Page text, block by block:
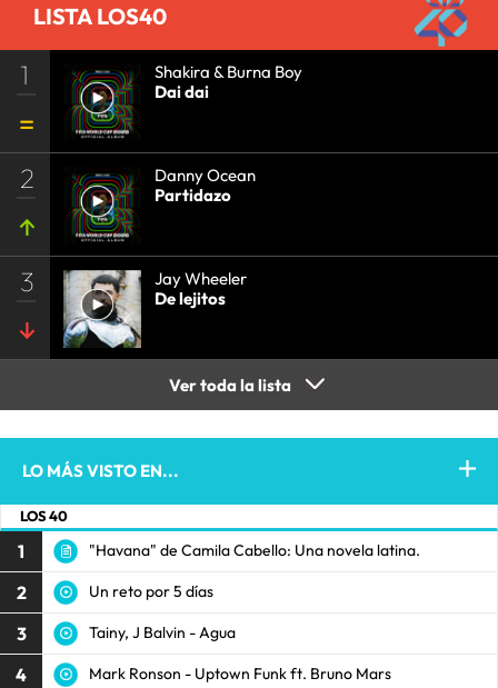
LISTA LOS40
1
Shakira & Burna Boy
Dai dai
2
Danny Ocean
Partidazo
3
Jay Wheeler
De lejitos
Ver toda la lista
LO MÁS VISTO EN...
LOS 40
1 "Havana" de Camila Cabello: Una novela latina.
2 Un reto por 5 días
3 Tainy, J Balvin - Agua
4 Mark Ronson - Uptown Funk ft. Bruno Mars